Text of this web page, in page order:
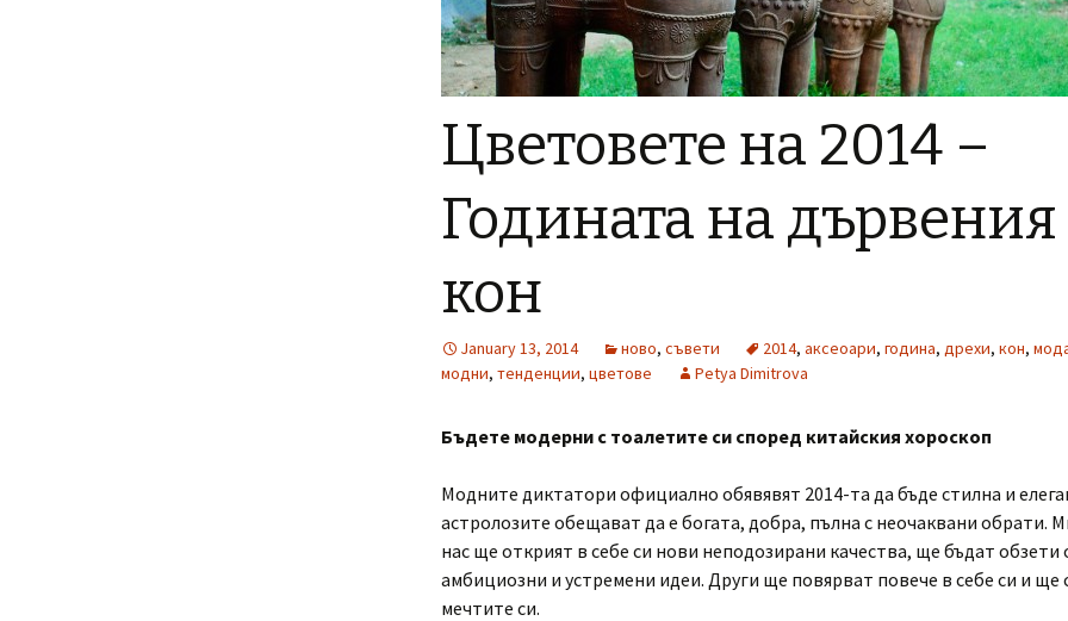
Цветовете на 2014 –
Годината на дървения
кон
January 13, 2014 ново, съвети 2014, аксеоари, година, дрехи, кон,
модни, тенденции, цветове Petya Dimitrova
Бъдете модерни с тоалетите си според китайския хороскоп
Модните диктатори официално обявявят 2014-та да бъде стилна и
астролозите обещават да е богата, добра, пълна с неочаквани обрати.
нас ще открият в себе си нови неподозирани качества, ще бъдат обзети
амбициозни и устремени идеи. Други ще повярват повече в себе си и ще
мечтите си.